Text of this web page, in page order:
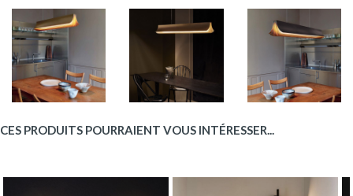
CES PRODUITS POURRAIENT VOUS INTÉRESSER...